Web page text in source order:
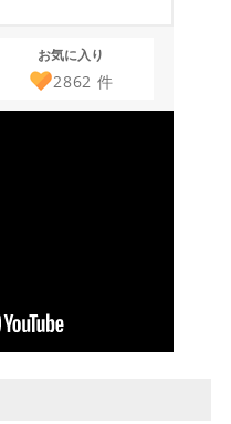
お気に入り
2862 件